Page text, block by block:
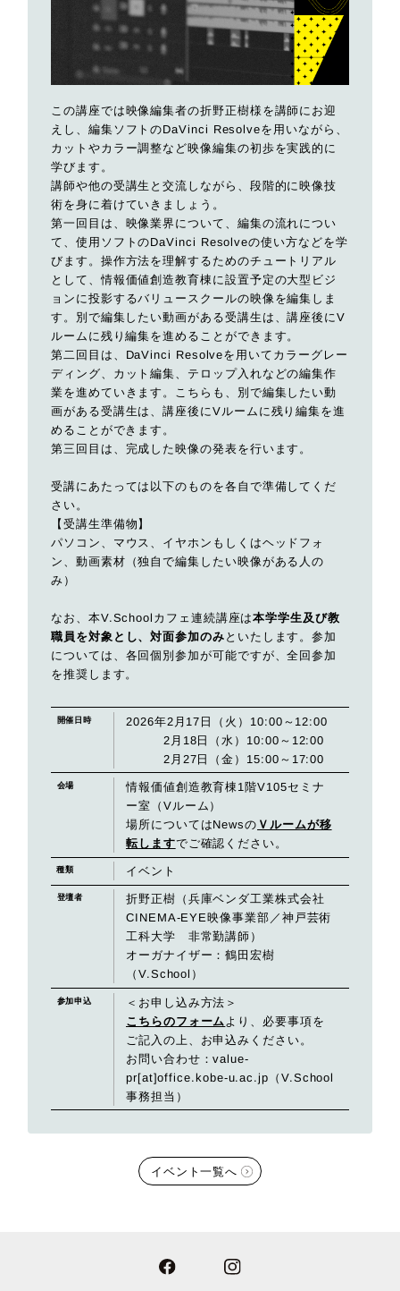
この講座では映像編集者の折野正樹様を講師にお迎
えし、編集ソフトのDaVinci Resolveを用いながら、
カットやカラー調整など映像編集の初歩を実践的に
学びます。
講師や他の受講生と交流しながら、段階的に映像技
術を身に着けていきましょう。
第一回目は、映像業界について、編集の流れについ
て、使用ソフトのDaVinci Resolveの使い方などを学
びます。操作方法を理解するためのチュートリアル
として、情報価値創造教育棟に設置予定の大型ビジ
ョンに投影するバリュースクールの映像を編集しま
す。別で編集したい動画がある受講生は、講座後にV
ルームに残り編集を進めることができます。
第二回目は、DaVinci Resolveを用いてカラーグレー
ディング、カット編集、テロップ入れなどの編集作
業を進めていきます。こちらも、別で編集したい動
画がある受講生は、講座後にVルームに残り編集を進
めることができます。
第三回目は、完成した映像の発表を行います。
受講にあたっては以下のものを各自で準備してくだ
さい。
【受講生準備物】
パソコン、マウス、イヤホンもしくはヘッドフォ
ン、動画素材（独自で編集したい映像がある人の
み）
なお、本V.Schoolカフェ連続講座は本学学生及び教
職員を対象とし、対面参加のみといたします。参加
については、各回個別参加が可能ですが、全回参加
を推奨します。
開催日時 2026年2月17日（火）10:00～12:00
2月18日（水）10:00～12:00
2月27日（金）15:00～17:00
会場 情報価値創造教育棟1階V105セミナ
ー室（Vルーム）
場所についてはNewsの Ｖルームが移
転しますでご確認ください。
種類 イベント
登壇者 折野正樹（兵庫ベンダ工業株式会社
CINEMA-EYE映像事業部／神戸芸術
工科大学 非常勤講師）
オーガナイザー：鶴田宏樹
（V.School）
参加申込 ＜お申し込み方法＞
こちらのフォーム より、必要事項を
ご記入の上、お申込みください。
お問い合わせ：value-
pr[at]office.kobe-u.ac.jp（V.School
事務担当）
イベント一覧へ